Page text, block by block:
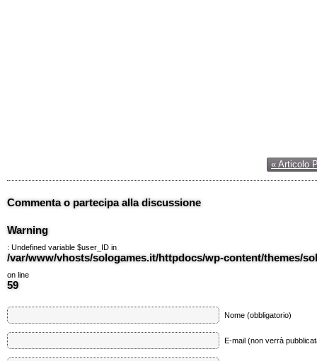
« Articolo
Commenta o partecipa alla discussione
Warning
: Undefined variable $user_ID in
/var/www/vhosts/sologames.it/httpdocs/wp-content/themes/
on line
59
Nome (obbligatorio)
E-mail (non verrà